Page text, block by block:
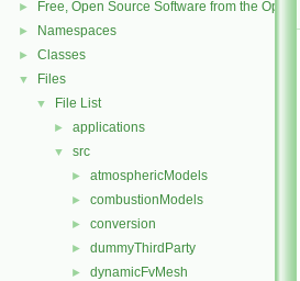
► Free, Open Source Software from the
► Namespaces
► Classes
▼ Files
▼ File List
► applications
▼ src
► atmosphericModels
► combustionModels
► conversion
► dummyThirdParty
► dynamicFvMesh